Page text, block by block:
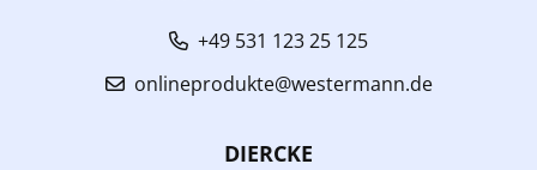
+49 531 123 25 125
onlineprodukte@westermann.de
DIERCKE